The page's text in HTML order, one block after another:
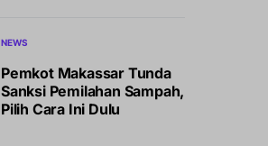
NEWS
Pemkot Makassar Tunda
Sanksi Pemilahan Sampah,
Pilih Cara Ini Dulu